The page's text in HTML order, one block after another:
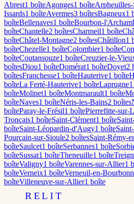
Abrest1 boîteAgonges1 boîte
Issards1 boîteAvermes3 boîtesBagneux1
boîteBellenaves1 boîteBourbon-
boîteChantelle2 boîtesCharmeil1 boîte
boîteChâtel-Montagne2 boîtesChâtillon1
boîteChezelle1 boîteColombier1 boîte
boîteCoutansouze1 boîteCreuzier-le-
boîtesDiou1 boîteDomérat1 boîteDoyet2
boîtesFranchesse1 boîteHauterive1 boîte
boîteLa Ferté-Hauterive1 boîteLaprugne1
boîteMolinet1 boîteMontmarault1 boîte
boîteNaves1 boîteNéris-les-Bains2 boîtes
boîteParay-le-Frésil1 boîtePierrefitte-sur-
Tronçais1 boîteSaint-Clément1 boîte
boîteSaint-Léopardin-d'Augy1 boîte
Pourçain-sur-Sioule2 boîtesSaint-Rémy-
boîteSaulcet1 boîteSerbannes1 boîte
boîteSussat1 boîteTheneuille1 boîte
boîteValigny1 boîteVarennes-sur-Allier1
boîteVerneix1 boîteVerneuil-en-
boîteVilleneuve-sur-Allier1 boîte
RELIT